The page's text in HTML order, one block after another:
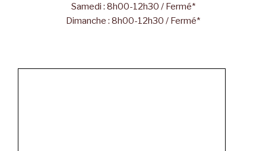
Samedi : 8h00-12h30 / Fermé*
Dimanche : 8h00-12h30 / Fermé*